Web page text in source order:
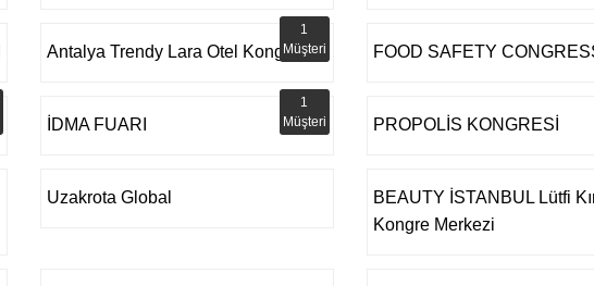
Antalya Trendy Lara Otel Kongre
1
Müşteri
FOOD SAFETY
İDMA FUARI
1
Müşteri
PROPOLİS KONGRESİ
Uzakrota Global
BEAUTY İSTANBUL Lütfi
Kongre Merkezi